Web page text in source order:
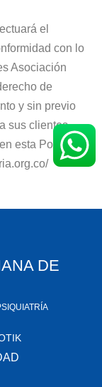
el
con lo
Asociación
de
y sin previo
sus clientes,
esta Política,
DE